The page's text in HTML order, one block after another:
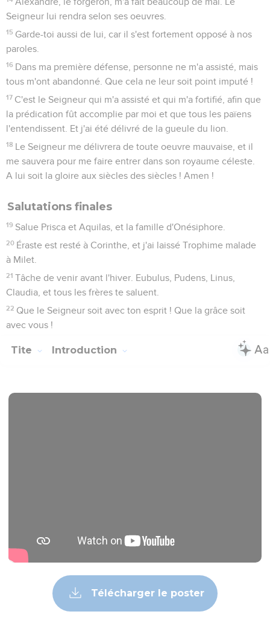
Seigneur lui rendra selon ses oeuvres.
15 Garde-toi aussi de lui, car il s'est fortement opposé à nos
paroles.
16 Dans ma première défense, personne ne m'a assisté, mais
tous m'ont abandonné. Que cela ne leur soit point imputé !
17 C'est le Seigneur qui m'a assisté et qui m'a fortifié, afin que
la prédication fût accomplie par moi et que tous les païens
l'entendissent. Et j'ai été délivré de la gueule du lion.
18 Le Seigneur me délivrera de toute oeuvre mauvaise, et il
me sauvera pour me faire entrer dans son royaume céleste.
A lui soit la gloire aux siècles des siècles ! Amen !
Salutations finales
19 Salue Prisca et Aquilas, et la famille d'Onésiphore.
20 Éraste est resté à Corinthe, et j'ai laissé Trophime malade
à Milet.
21 Tâche de venir avant l'hiver. Eubulus, Pudens, Linus,
Claudia, et tous les frères te saluent.
22 Que le Seigneur soit avec ton esprit ! Que la grâce soit
avec vous !
Tite Introduction
Télécharger le poster